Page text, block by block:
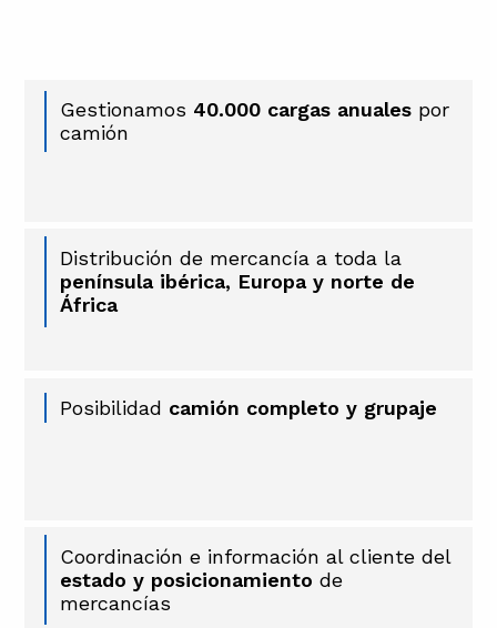
Gestionamos 40.000 cargas anuales por
camión
Distribución de mercancía a toda la
península ibérica, Europa y norte de
África
Posibilidad camión completo y grupaje
Coordinación e información al cliente del
estado y posicionamiento de
mercancías